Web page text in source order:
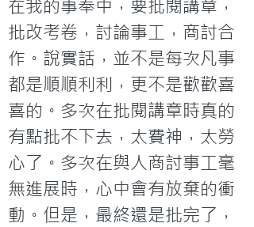
在我的事奉中，要批閱講章，
批改考卷，討論事工，商討合
作。說實話，並不是每次凡事
都是順順利利，更不是歡歡喜
喜的。多次在批閱講章時真的
有點批不下去，太費神，太勞
心了。多次在與人商討事工毫
無進展時，心中會有放棄的衝
動。但是，最終還是批完了，